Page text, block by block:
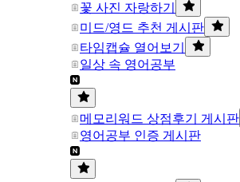
꽃 사진 자랑하기
미드/영드 추천 게시판
타임캡슐 열어보기
일상 속 영어공부
메모리워드 상점후기 게시판
영어공부 인증 게시판